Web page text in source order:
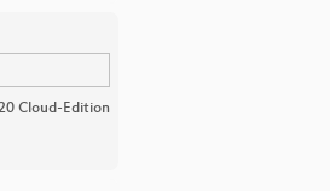
Cloud-Edition